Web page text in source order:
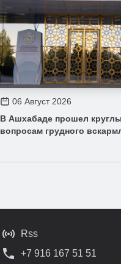
06 Август 2026
В Ашхабаде прошел
вопросам грудного
Rss
+7 916 167 51 51